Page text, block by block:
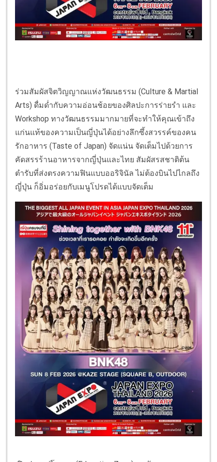
ร่วมสัมผัสจิตวิญญาณแห่งวัฒนธรรม (Culture & Martial
Arts) ดื่มด่ำกับความอ่อนช้อยของศิลปะการร่ายรำ และ
Workshop ทางวัฒนธรรมมากมายที่จะทำให้คุณเข้าถึง
แก่นแท้ของความเป็นญี่ปุ่นได้อย่างลึกซึ้งสวรรค์ของคน
รักอาหาร (Taste of Japan) จัดแน่น จัดเต็มไปด้วยการ
คัดสรรร้านอาหารจากญี่ปุ่นและไทย สัมผัสรสชาติต้น
ตำรับที่ส่งตรงความฟินแบบออริจินัล ไม่ต้องบินไปไกลถึง
ญี่ปุ่น ก็อิ่มอร่อยกับเมนูโปรดได้แบบจัดเต็ม